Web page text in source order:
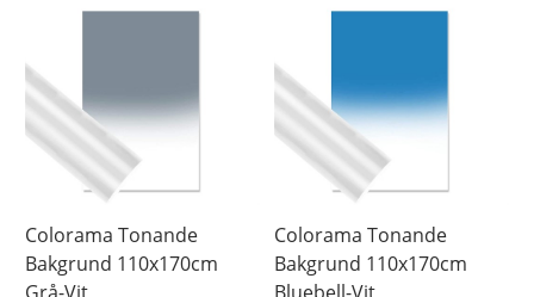
Colorama Tonande
Bakgrund 110x170cm
Colorama Tonande
Bakgrund 110x170cm